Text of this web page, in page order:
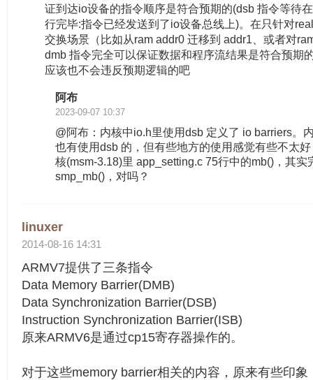
证到达io设备的指令顺序是符合预期的(dsb 指令等待
行完毕:指令已经发送到了io设备总线上)。在只针对
交换场景（比如从ram addr0 迁移到 addr1、或者对
dmb 指令完全可以保证数据和程序流结果是符合预期
应该也不会违反预期逻辑的吧
阿布
2023-09-07 10:37
@阿布：内核中io.h里使用dsb 定义了 io barriers。
也有使用dsb 的，但有些地方的使用感觉有些不太
核(msm-3.18)里 app_setting.c 75行中的mb()，其实
smp_mb()，对吗？
linuxer
2014-08-16 14:31
ARMV7提供了三条指令
Data Memory Barrier(DMB)
Data Synchronization Barrier(DSB)
Instruction Synchronization Barrier(ISB)
原来ARMV6是通过cp15寄存器操作的。
对于这些memory barrier相关的内容，原来有些印